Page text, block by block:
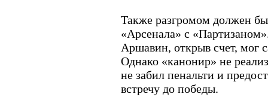
Также разгромом должен
«Арсенала» с
Аршавин, открыв счет, мог
Однако «канонир» не
не забил пенальти и
встречу до победы.